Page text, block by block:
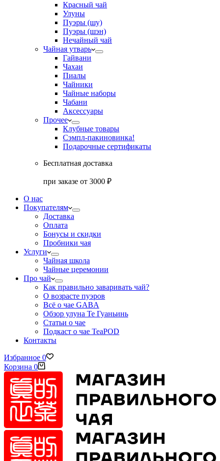
Красный чай
Улуны
Пуэры (шу)
Пуэры (шэн)
Нечайный чай
Чайная утварь
Гайвани
Чахаи
Пиалы
Чайники
Чайные наборы
Чабани
Аксессуары
Прочее
Клубные товары
Сэмпл-пакиновинка!
Подарочные сертификаты
Бесплатная доставка
при заказе от 3000 ₽
О нас
Покупателям
Доставка
Оплата
Бонусы и скидки
Пробники чая
Услуги
Чайная школа
Чайные церемонии
Про чай
Как правильно заваривать чай?
О возрасте пуэров
Всё о чае GABA
Обзор улуна Те Гуаньинь
Статьи о чае
Подкаст о чае TeaPOD
Контакты
Избранное 0
Корзина 0